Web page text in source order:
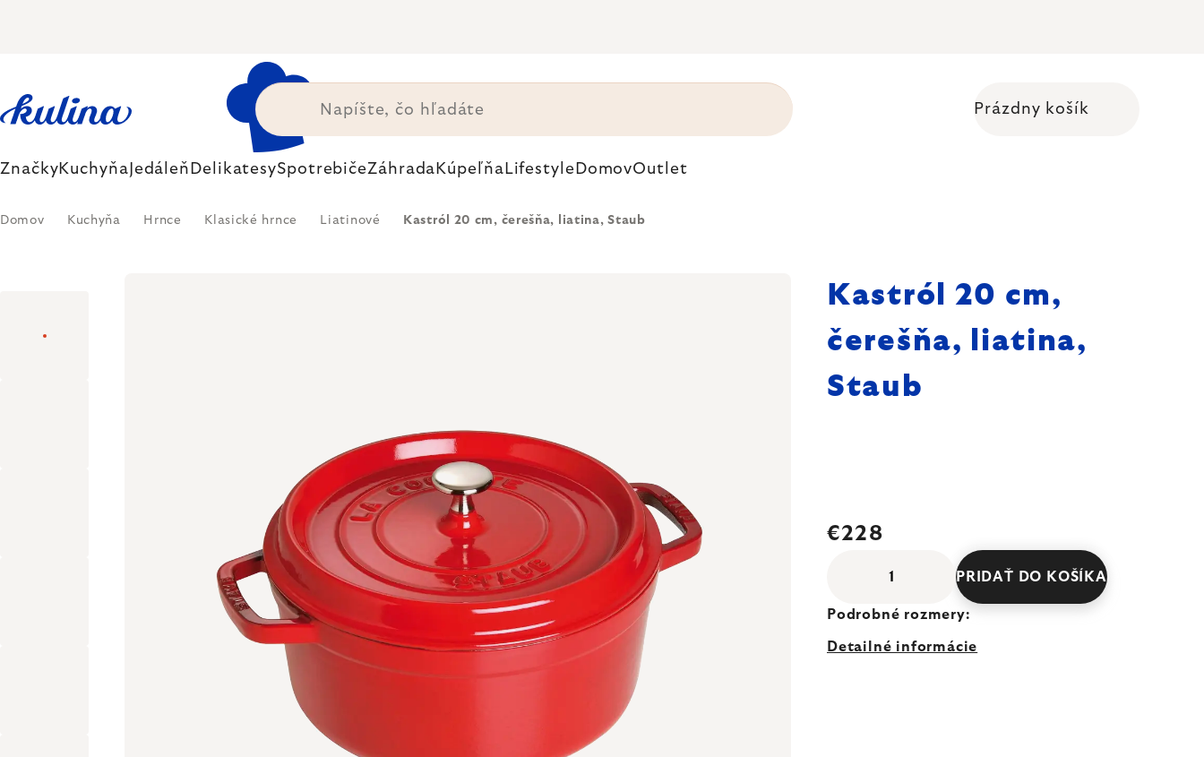
Prázdny košík
ZnačkyKuchyňa Jedáleň DelikatesySpotrebičeZáhrada Kúpeľňa Lifestyle DomovOutlet
Domov Kuchyňa Hrnce Klasické hrnce Liatinové Kastról 20 cm, čerešňa, liatina, Staub
Kastról 20 cm,
čerešňa, liatina,
Staub
€228
PRIDAŤ DO KOŠÍKA
Podrobné rozmery:
Detailné informácie